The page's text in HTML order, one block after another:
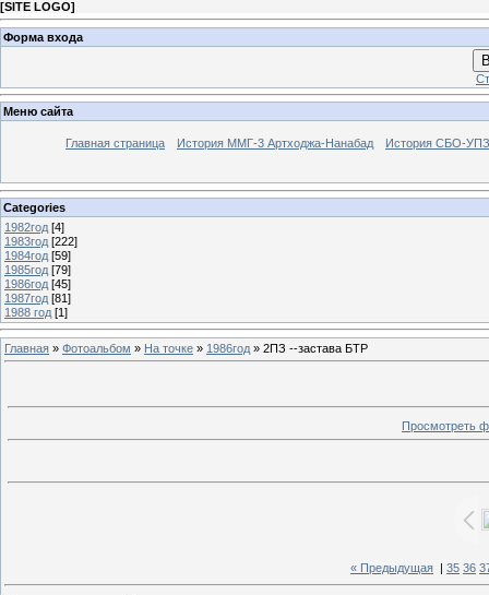
[SITE LOGO]
Форма входа
Меню сайта
Главная страница История ММГ-3 Артходжа-Нанабад История СБО-УПЗ
Categories
1982год [4]
1983год [222]
1984год [59]
1985год [79]
1986год [45]
1987год [81]
1988 год [1]
Главная » Фотоальбом » На точке » 1986год » 2ПЗ --застава БТР
Просмотреть
« Предыдущая 35 36